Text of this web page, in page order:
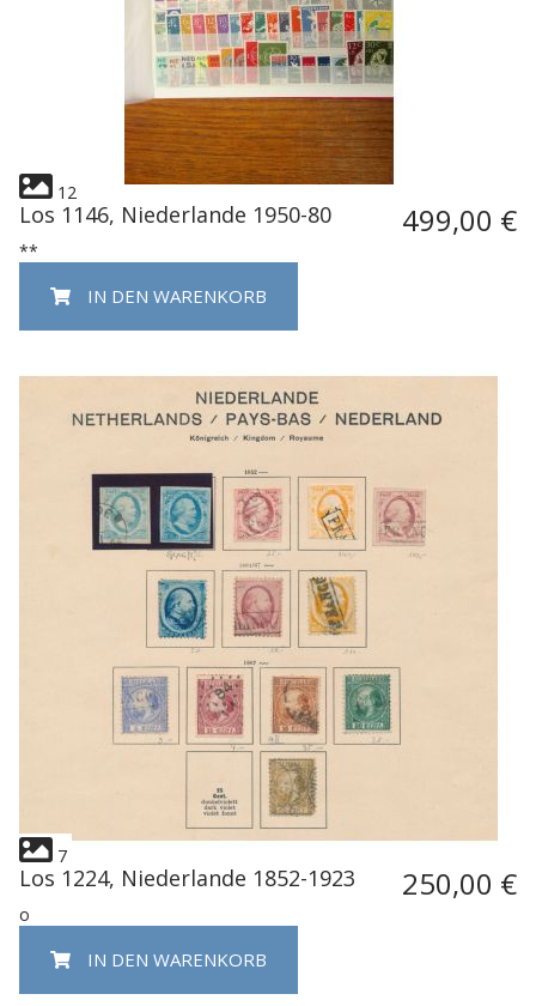
12
Los 1146, Niederlande 1950-80 499,00 €
**
IN DEN WARENKORB
7
Los 1224, Niederlande 1852-1923 250,00 €
o
IN DEN WARENKORB